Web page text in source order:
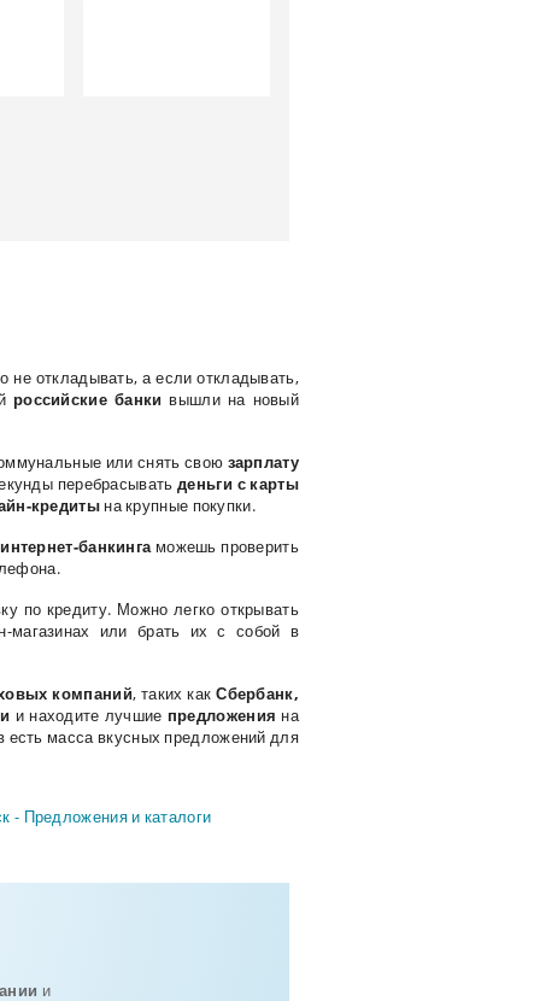
откладывать, а если откладывать,
российские банки вышли на новый
или снять свою зарплату
перебрасывать деньги с карты
кредитына крупные покупки.
интернет-банкингаможешь проверить
по кредиту. Можно легко открывать
магазинах или брать их с собой в
компаний, таких какСбербанк,
и находите лучшие предложения на
есть масса вкусных предложений для
- Предложения и каталоги
и